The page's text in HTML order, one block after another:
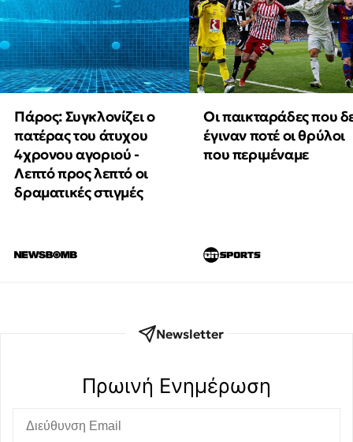
Πάρος: Συγκλονίζει ο
πατέρας του άτυχου
4χρονου αγοριού -
Λεπτό προς λεπτό οι
δραματικές στιγμές
Οι παικταράδες που
έγιναν ποτέ οι θρύλοι
που περιμέναμε
Newsletter
Πρωινή Eνημέρωση